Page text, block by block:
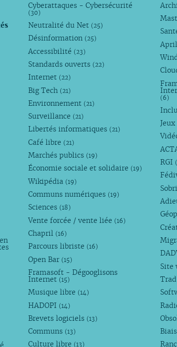
Cyberattaques - Cybersécurité
(30)
Neutralité du Net (25)
Désinformation (25)
Accessibilité (23)
Standards ouverts (22)
Internet (22)
Big Tech (21)
Environnement (21)
Surveillance (21)
Libertés informatiques (21)
Café libre (21)
Marchés publics (19)
Économie sociale et solidaire (19)
Wikipédia (19)
Communs numériques (19)
Sciences (18)
Vente forcée / vente liée (16)
Chapril (16)
Parcours libriste (16)
Open Bar (15)
Framasoft - Dégooglisons
Internet (15)
Musique libre (14)
HADOPI (14)
Brevets logiciels (13)
Communs (13)
Culture libre (13)
(6)
RGI
Site